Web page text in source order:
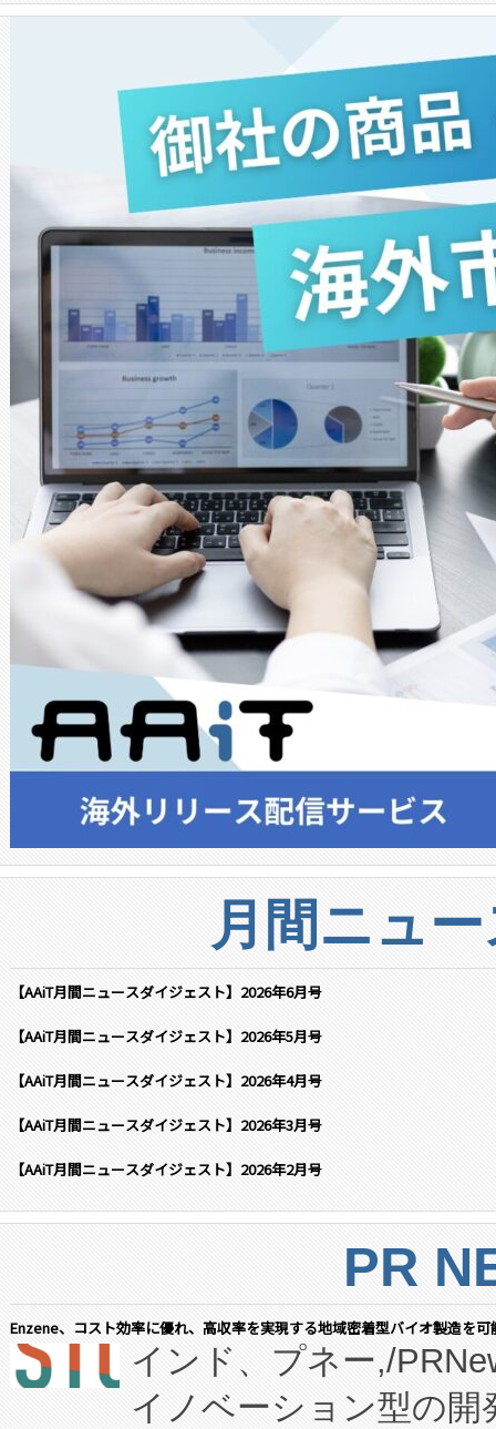
月間ニュ
【AAiT月間ニュースダイジェスト】2026年6月号
【AAiT月間ニュースダイジェスト】2026年5月号
【AAiT月間ニュースダイジェスト】2026年4月号
【AAiT月間ニュースダイジェスト】2026年3月号
【AAiT月間ニュースダイジェスト】2026年2月号
PR
Enzene、コスト効率に優れ、高収率を実現する地域密着型バイオ製造を
インド、プネー,/
イノベーション型の